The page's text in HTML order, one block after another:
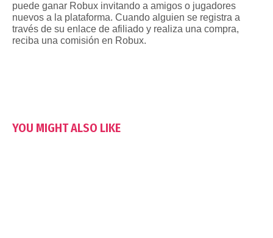
puede ganar Robux invitando a amigos o jugadores
nuevos a la plataforma. Cuando alguien se registra a
través de su enlace de afiliado y realiza una compra,
reciba una comisión en Robux.
YOU MIGHT ALSO LIKE